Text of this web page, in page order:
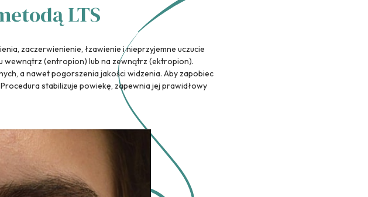
LTS
zaczerwienienie, łzawienie i nieprzyjemne uczucie
wewnątrz (entropion) lub na zewnątrz (ektropion).
a nawet pogorszenia jakości widzenia. Aby zapobiec
stabilizuje powiekę, zapewnia jej prawidłowy